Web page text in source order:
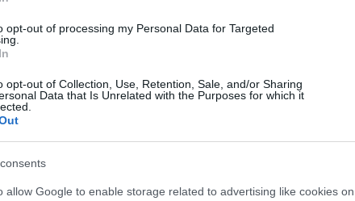
opt-out of processing my Personal Data for Targeted
opt-out of Collection, Use, Retention, Sale, and/or Sharing
Data that Is Unrelated with the Purposes for which it
allow Google to enable storage related to advertising like cookies on